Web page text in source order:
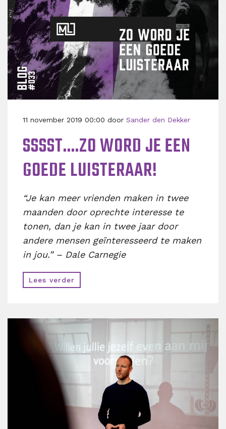
11 november 2019 00:00 door Sander den Dekker
SSSST....ZO WORD JE EEN
GOEDE LUISTERAAR!
“Je kan meer vrienden maken in twee
maanden door oprechte interesse te
tonen, dan je kan in twee jaar door
andere mensen geïnteresseerd te maken
in jou.” – Dale Carnegie
Lees verder